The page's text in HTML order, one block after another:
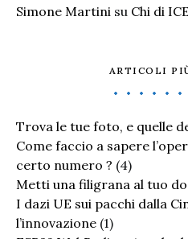
Simone Martini su Chi di
ARTICOLI
Trova le tue foto, e quelle
Come faccio a sapere
certo numero ? (4)
Metti una filigrana al tuo
I dazi UE sui pacchi dalla
l’innovazione (1)